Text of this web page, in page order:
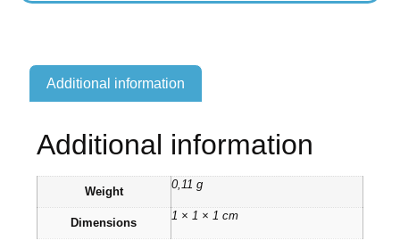
Additional information
Additional information
Weight
0,11 g
Dimensions
1 × 1 × 1 cm